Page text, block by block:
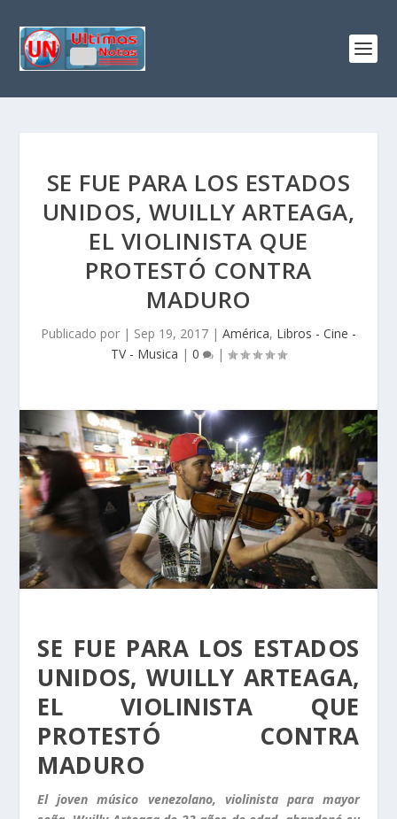
SE FUE PARA LOS ESTADOS
UNIDOS, WUILLY ARTEAGA,
EL VIOLINISTA QUE
PROTESTÓ CONTRA
MADURO
Publicado por | Sep 19, 2017 | América, Libros - Cine -
TV - Musica | 0 |
SE FUE PARA LOS ESTADOS
UNIDOS, WUILLY ARTEAGA,
EL VIOLINISTA QUE
PROTESTÓ CONTRA
MADURO
El joven músico venezolano, violinista para mayor